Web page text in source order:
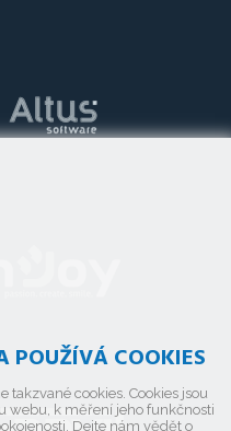
POUŽÍVÁ COOKIES
takzvané cookies. Cookies jsou
webu, k měření jeho funkčnosti
Dejte nám vědět o